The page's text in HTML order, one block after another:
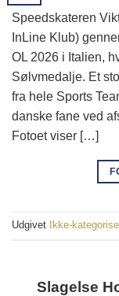
Speedskateren
InLine Klub)
OL 2026 i Italien,
Sølvmedalje. Et
fra hele Sports
danske fane ved
Fotoet viser […]
Udgivet Ikke-
Slagelse